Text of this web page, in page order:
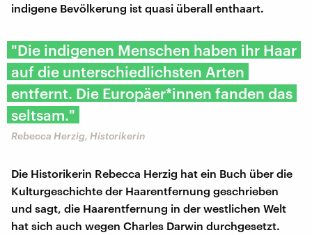
indigene Bevölkerung ist quasi überall enthaart.
"Die indigenen Menschen haben ihr Haar
auf die unterschiedlichsten Arten
entfernt. Die Europäer*innen fanden das
seltsam."
Rebecca Herzig, Historikerin
Die Historikerin Rebecca Herzig hat ein Buch über die
Kulturgeschichte der Haarentfernung geschrieben
und sagt, die Haarentfernung in der westlichen Welt
hat sich auch wegen Charles Darwin durchgesetzt.